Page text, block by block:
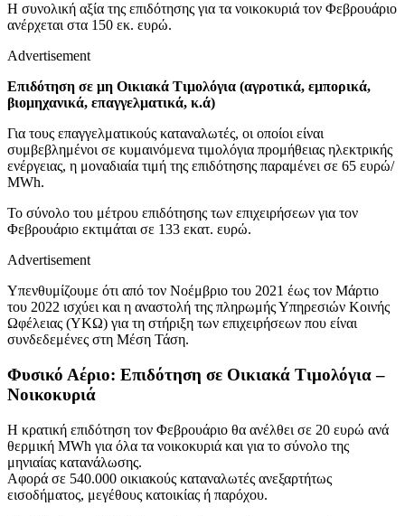
Η συνολική αξία της επιδότησης για τα νοικοκυριά τον Φεβρουάριο
ανέρχεται στα 150 εκ. ευρώ.
Advertisement
Επιδότηση σε μη Οικιακά Τιμολόγια (αγροτικά, εμπορικά,
βιομηχανικά, επαγγελματικά, κ.ά)
Για τους επαγγελματικούς καταναλωτές, οι οποίοι είναι
συμβεβλημένοι σε κυμαινόμενα τιμολόγια προμήθειας ηλεκτρικής
ενέργειας, η μοναδιαία τιμή της επιδότησης παραμένει σε 65 ευρώ/
ΜWh.
Το σύνολο του μέτρου επιδότησης των επιχειρήσεων για τον
Φεβρουάριο εκτιμάται σε 133 εκατ. ευρώ.
Advertisement
Υπενθυμίζουμε ότι από τον Νοέμβριο του 2021 έως τον Μάρτιο
του 2022 ισχύει και η αναστολή της πληρωμής Υπηρεσιών Κοινής
Ωφέλειας (ΥΚΩ) για τη στήριξη των επιχειρήσεων που είναι
συνδεδεμένες στη Μέση Τάση.
Φυσικό Αέριο: Επιδότηση σε Οικιακά Τιμολόγια –
Νοικοκυριά
Η κρατική επιδότηση τον Φεβρουάριο θα ανέλθει σε 20 ευρώ ανά
θερμική MWh για όλα τα νοικοκυριά και για το σύνολο της
μηνιαίας κατανάλωσης.
Αφορά σε 540.000 οικιακούς καταναλωτές ανεξαρτήτως
εισοδήματος, μεγέθους κατοικίας ή παρόχου.